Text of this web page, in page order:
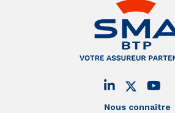
Nous connaître